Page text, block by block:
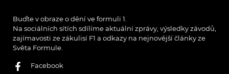
Buďte v obraze o dění ve formuli 1.
Na sociálních sítích sdílíme aktuální zprávy, výsledky závodů,
zajímavosti ze zákulisí F1 a odkazy na nejnovější články ze
Světa Formule.
Facebook